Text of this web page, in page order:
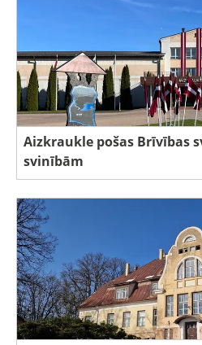
Aizkraukle pošas Brīvības
svinībām